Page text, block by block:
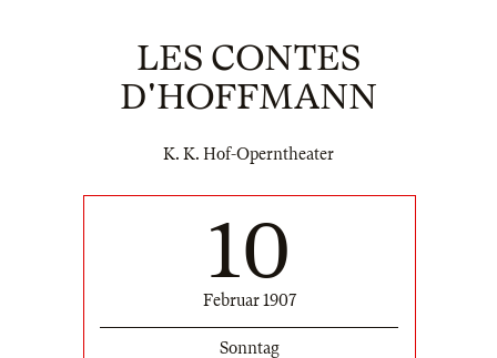
LES CONTES
D'HOFFMANN
K. K. Hof-Operntheater
10
Februar 1907
Sonntag